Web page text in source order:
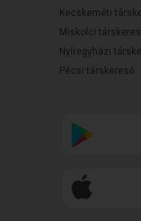
Kecskeméti
Miskolci
Nyíregyházi
Pécsi társkereső